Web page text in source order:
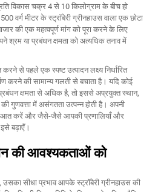
विकास चक्र 4 से 10 किलोग्राम के बीच हो
वर्ग मीटर के स्ट्रॉबेरी ग्रीनहाउस वाला एक छोटा
की एक महत्वपूर्ण मांग को पूरा करने के लिए
श्रम या प्रबंधन क्षमता को अत्यधिक तनाव में
से पहले एक स्पष्ट उत्पादन लक्ष्य निर्धारित
करने की सामान्य गलती से बचाता है। यदि कोई
क्षमता से अधिक है, तो इससे अप्रयुक्त स्थान,
गुणवत्ता में असंगतता उत्पन्न होती है। अपनी
करें और जैसे-जैसे आपकी प्रणालियाँ और
बढ़ाएँ।
की आवश्यकताओं को
सीधा प्रभाव आपके स्ट्रॉबेरी ग्रीनहाउस की